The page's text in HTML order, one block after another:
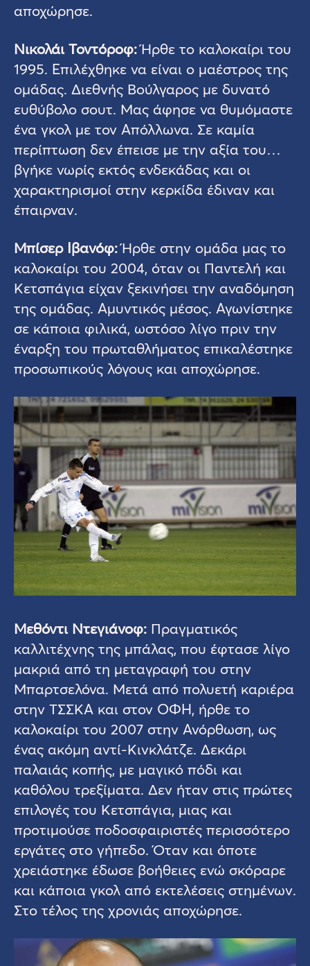
αποχώρησε.
Νικολάι Τοντόροφ:Ήρθε το καλοκαίρι του
1995. Επιλέχθηκε να είναι ο μαέστρος της
ομάδας. Διεθνής Βούλγαρος με δυνατό
ευθύβολο σουτ. Μας άφησε να θυμόμαστε
ένα γκολ με τον Απόλλωνα. Σε καμία
περίπτωση δεν έπεισε με την αξία του…
βγήκε νωρίς εκτός ενδεκάδας και οι
χαρακτηρισμοί στην κερκίδα έδιναν και
έπαιρναν.
Μπίσερ Ιβανόφ:Ήρθε στην ομάδα μας το
καλοκαίρι του 2004, όταν οι Παντελή και
Κετσπάγια είχαν ξεκινήσει την αναδόμηση
της ομάδας. Αμυντικός μέσος. Αγωνίστηκε
σε κάποια φιλικά, ωστόσο λίγο πριν την
έναρξη του πρωταθλήματος επικαλέστηκε
προσωπικούς λόγους και αποχώρησε.
Μεθόντι Ντεγιάνοφ: Πραγματικός
καλλιτέχνης της μπάλας, που έφτασε λίγο
μακριά από τη μεταγραφή του στην
Μπαρτσελόνα. Μετά από πολυετή καριέρα
στην ΤΣΣΚΑ και στον ΟΦΗ, ήρθε το
καλοκαίρι του 2007 στην Ανόρθωση, ως
ένας ακόμη αντί-Κινκλάτζε. Δεκάρι
παλαιάς κοπής, με μαγικό πόδι και
καθόλου τρεξίματα. Δεν ήταν στις πρώτες
επιλογές του Κετσπάγια, μιας και
προτιμούσε ποδοσφαιριστές περισσότερο
εργάτες στο γήπεδο. Όταν και όποτε
χρειάστηκε έδωσε βοήθειες ενώ σκόραρε
και κάποια γκολ από εκτελέσεις στημένων.
Στο τέλος της χρονιάς αποχώρησε.